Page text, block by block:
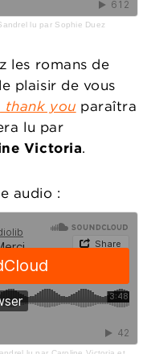
lu par Sophie Duez
les romans de
plaisir de vous
thank you paraîtra
lu par
Victoria.
audio :